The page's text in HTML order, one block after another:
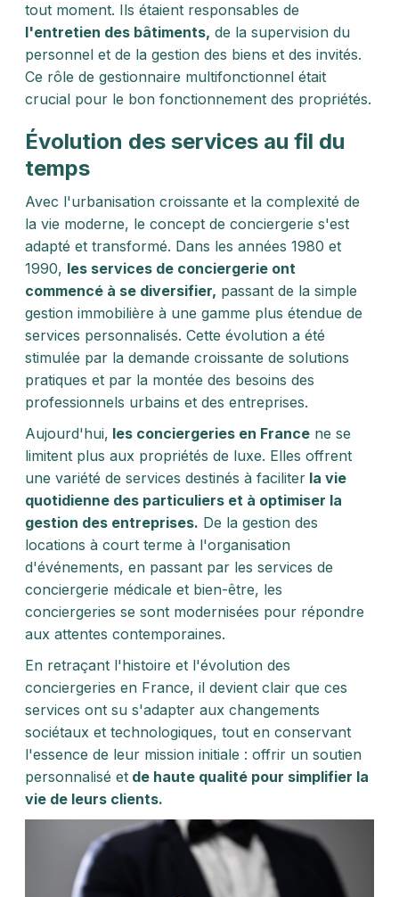
tout moment. Ils étaient responsables de
l'entretien des bâtiments, de la supervision du
personnel et de la gestion des biens et des invités.
Ce rôle de gestionnaire multifonctionnel était
crucial pour le bon fonctionnement des propriétés.
Évolution des services au fil du
temps
Avec l'urbanisation croissante et la complexité de
la vie moderne, le concept de conciergerie s'est
adapté et transformé. Dans les années 1980 et
1990, les services de conciergerie ont
commencé à se diversifier, passant de la simple
gestion immobilière à une gamme plus étendue de
services personnalisés. Cette évolution a été
stimulée par la demande croissante de solutions
pratiques et par la montée des besoins des
professionnels urbains et des entreprises.
Aujourd'hui, les conciergeries en France ne se
limitent plus aux propriétés de luxe. Elles offrent
une variété de services destinés à faciliter la vie
quotidienne des particuliers et à optimiser la
gestion des entreprises. De la gestion des
locations à court terme à l'organisation
d'événements, en passant par les services de
conciergerie médicale et bien-être, les
conciergeries se sont modernisées pour répondre
aux attentes contemporaines.
En retraçant l'histoire et l'évolution des
conciergeries en France, il devient clair que ces
services ont su s'adapter aux changements
sociétaux et technologiques, tout en conservant
l'essence de leur mission initiale : offrir un soutien
personnalisé et de haute qualité pour simplifier la
vie de leurs clients.